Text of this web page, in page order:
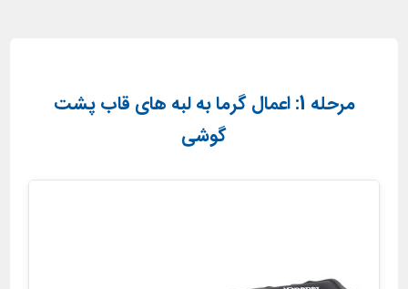
مرحله 1: اعمال گرما به لبه های قاب پشت
گوشی